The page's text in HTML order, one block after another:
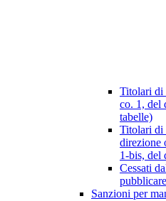
Titolari di
co. 1, del
tabelle)
Titolari di
direzione
1-bis, del
Cessati
Sanzioni per